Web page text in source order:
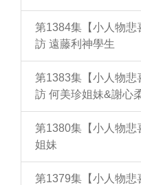
第1384集【小人物悲
訪 遠藤利神學生
第1383集【小人物悲
訪 何美珍姐妹&謝心
第1380集【小人物悲
姐妹
第1379集【小人物悲